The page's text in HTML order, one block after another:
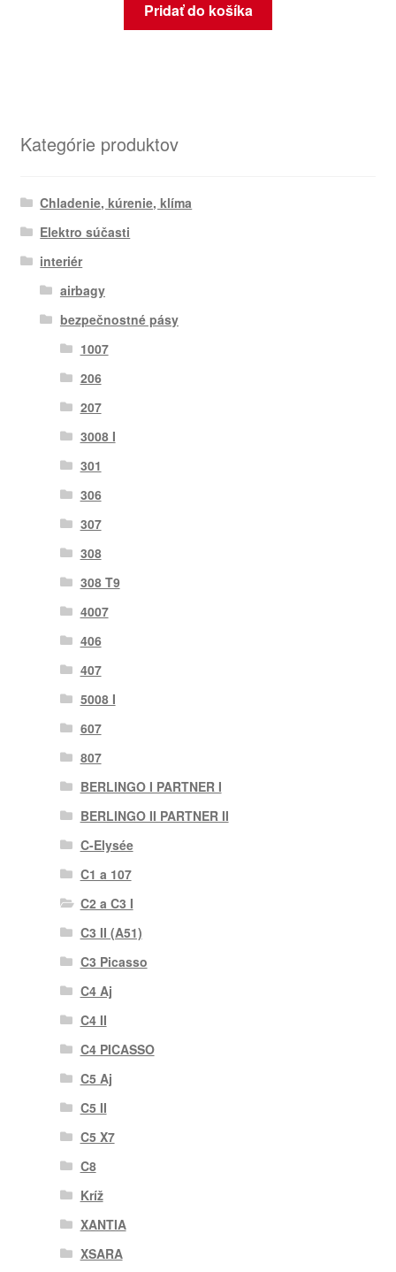
Pridať do košíka
Kategórie produktov
Chladenie, kúrenie, klíma
Elektro súčasti
interiér
airbagy
bezpečnostné pásy
1007
206
207
3008 I
301
306
307
308
308 T9
4007
406
407
5008 I
607
807
BERLINGO I PARTNER I
BERLINGO II PARTNER II
C-Elysée
C1 a 107
C2 a C3 I
C3 II (A51)
C3 Picasso
C4 Aj
C4 II
C4 PICASSO
C5 Aj
C5 II
C5 X7
C8
Kríž
XANTIA
XSARA